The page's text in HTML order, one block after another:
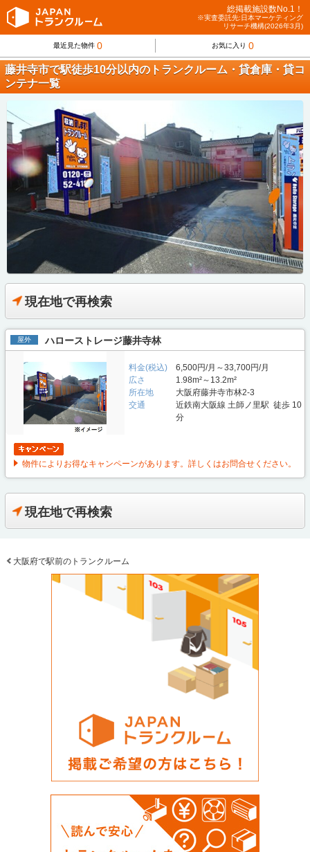
総掲載施設数No.1！
※実査委託先:日本マーケティング
リサーチ機構(2026年3月)
最近見た物件 0 お気に入り 0
藤井寺市で駅徒歩10分以内のトランクルーム・貸倉庫・貸コ
ンテナ一覧
現在地で再検索
屋外 ハローストレージ藤井寺林
料金(税込)
6,500円/月～33,700円/月
広さ
1.98m²～13.2m²
所在地
大阪府藤井寺市林2-3
交通
近鉄南大阪線 土師ノ里駅 徒歩 10
分
物件によりお得なキャンペーンがあります。詳しくはお問合せください。
現在地で再検索
大阪府で駅前のトランクルーム